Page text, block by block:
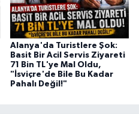
Alanya'da Turistlere Şok:
Basit Bir Acil Servis Ziyareti
71 Bin TL'ye Mal Oldu,
"İsviçre'de Bile Bu Kadar
Pahalı Değil!"